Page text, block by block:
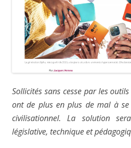
Sollicités sans cesse par les
ont de plus en plus de mal à se
civilisationnel. La solution
législative, technique et